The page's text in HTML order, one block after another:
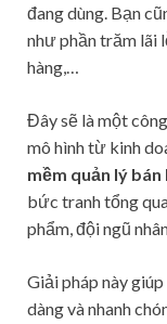
đang dùng. Bạn
như phần trăm lãi
hàng,…
Đây sẽ là một
mô hình từ kinh
mềm quản lý bán
bức tranh tổng
phẩm, đội ngũ
Giải pháp này
dàng và nhanh